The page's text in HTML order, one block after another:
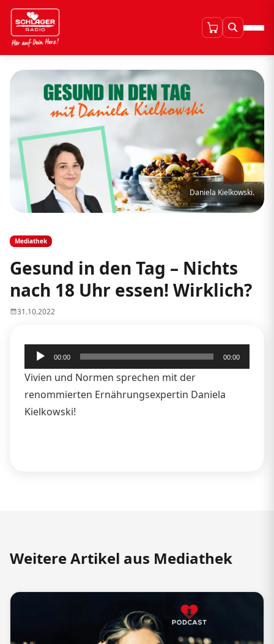
Daniela Kielkowski.
Mediathek
Gesund in den Tag – Nichts
nach 18 Uhr essen! Wirklich?
31.10.2022
Audio-
Player
00:00 00:00
Vivien und Normen sprechen mit der
renommierten Ernährungsexpertin Daniela
Kielkowski!
Weitere Artikel aus Mediathek